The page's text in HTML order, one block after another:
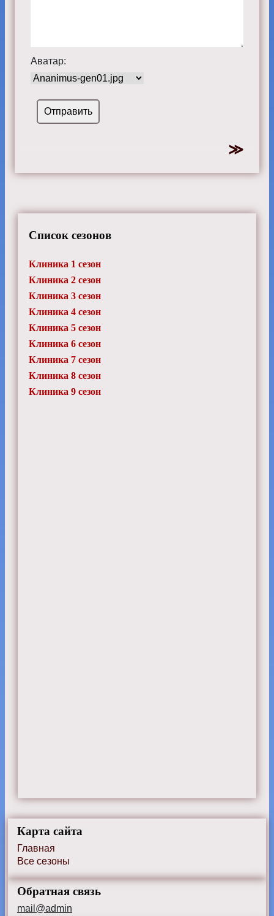
Аватар:
Список сезонов
Клиника 1 сезон
Клиника 2 сезон
Клиника 3 сезон
Клиника 4 сезон
Клиника 5 сезон
Клиника 6 сезон
Клиника 7 сезон
Клиника 8 сезон
Клиника 9 сезон
Карта сайта
Главная
Все сезоны
Обратная связь
mail@admin